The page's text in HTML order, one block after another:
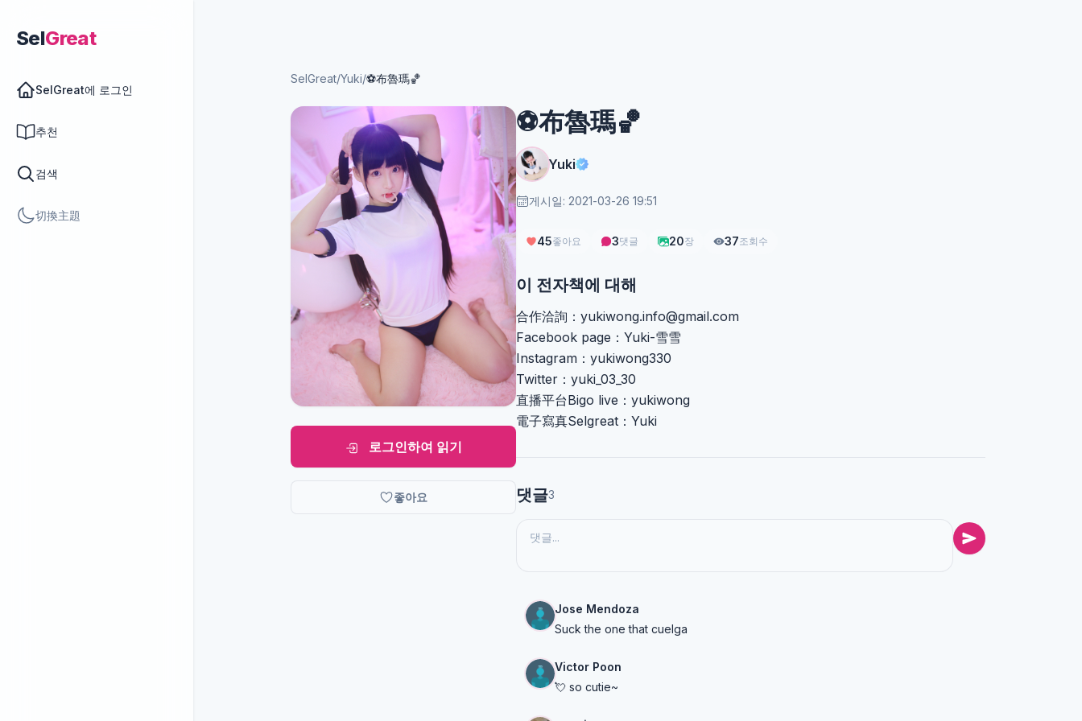
SelGreat
SelGreat에 로그인
추천
검색
切換主題
SelGreat/Yuki/⚽️布魯瑪🏀
로그인하여 읽기
좋아요
⚽️布魯瑪🏀
Yuki
게시일: 2021-03-26 19:51
45좋아요 3댓글 20장 37조회수
이 전자책에 대해
合作洽詢： yukiwong.info@gmail.com
Facebook page：Yuki-雪雪
Instagram：yukiwong330
Twitter：yuki_03_30
直播平台Bigo live：yukiwong
電子寫真Selgreat：Yuki
댓글3
Jose Mendoza
Suck the one that cuelga
Victor Poon
💘 so cutie~